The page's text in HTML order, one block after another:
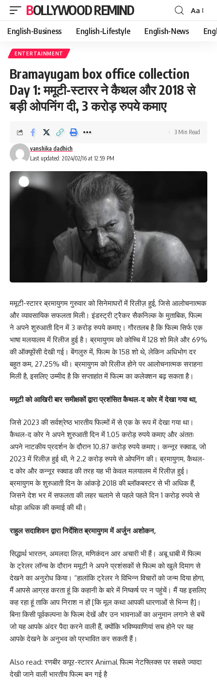
BOLLYWOOD REMIND
Font
Resizer
Aa
English-Business English-Lifestyle English-News
ENTERTAINMENT
Bramayugam box office collection
Day 1: ममूटी-स्टारर ने कैथल और 2018 से
बड़ी ओपनिंग दी, 3 करोड़ रुपये कमाए
Last updated: 2024/02/16 at 12:59 PM
vanshika dadhich
3 Min Read
ममूटी-स्टारर ब्रमायुगम गुरुवार को सिनेमाघरों में रिलीज़ हुई, जिसे आलोचनात्मक
और व्यावसायिक सफलता मिली। इंडस्ट्री ट्रैकर सैकनिल्क के मुताबिक, फिल्म
ने अपने शुरुआती दिन में 3 करोड़ रुपये कमाए। गौरतलब है कि फिल्म सिर्फ एक
भाषा मलयालम में रिलीज हुई है। ब्रमायुगम को कोच्चि में 128 शो मिले और 69%
की ऑक्यूपेंसी देखी गई। बेंगलुरु में, फिल्म के 158 शो थे, लेकिन अधिभोग दर
बहुत कम, 27.25% थी। ब्रमायुगम को रिलीज होने पर आलोचनात्मक सराहना
मिली है, इसलिए उम्मीद है कि सप्ताहांत में फिल्म का कलेक्शन बढ़ सकता है।
ममूटी को आखिरी बार समीक्षकों द्वारा प्रशंसित कैथल-द कोर में देखा गया था,
जिसे 2023 की सर्वश्रेष्ठ भारतीय फिल्मों में से एक के रूप में देखा गया था।
कैथल-द कोर ने अपने शुरुआती दिन में 1.05 करोड़ रुपये कमाए और अंततः
अपने नाटकीय प्रदर्शन के दौरान 10.87 करोड़ रुपये कमाए। कन्नूर स्क्वाड, जो
2023 में रिलीज़ हुई थी, ने 2.2 करोड़ रुपये से ओपनिंग की। ब्रमायुगम, कैथल-
द कोर और कन्नूर स्क्वाड की तरह यह भी केवल मलयालम में रिलीज़ हुई।
ब्रमायुगम के शुरुआती दिन के आंकड़े 2018 की ब्लॉकबस्टर से भी अधिक हैं,
जिसने देश भर में सफलता की लहर चलाने से पहले पहले दिन 1 करोड़ रुपये से
थोड़ा अधिक की कमाई की थी।
राहुल सदाशिवन द्वारा निर्देशित ब्रमायुगम में अर्जुन अशोकन,
सिद्धार्थ भारतन, अमलदा लिज़, मणिकंदन आर अचारी भी हैं। अबू धाबी में फिल्म
के ट्रेलर लॉन्च के दौरान ममूटी ने अपने प्रशंसकों से फिल्म को खुले दिमाग से
देखने का अनुरोध किया। “हालांकि ट्रेलर ने विभिन्न विचारों को जन्म दिया होगा,
मैं आपसे आग्रह करता हूं कि कहानी के बारे में निष्कर्ष पर न पहुंचें। मैं यह इसलिए
कह रहा हूं ताकि आप निराश न हों [कि मूल कथा आपकी धारणाओं से भिन्न है]।
बिना किसी पूर्वकल्पना के फिल्म देखें और उन भावनाओं का अनुमान लगाने से बचें
जो यह आपके अंदर पैदा करने वाली हैं, क्योंकि भविष्यवाणियां सच होने पर यह
आपके देखने के अनुभव को प्रभावित कर सकती हैं।
Also read: रणबीर कपूर-स्टारर Animal फिल्म नेटफ्लिक्स पर सबसे ज्यादा
देखी जाने वाली भारतीय फिल्म बन गई है